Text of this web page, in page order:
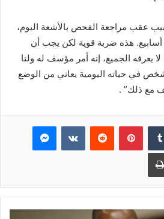
عقب مراجعة الفحص بالأشعة اليوم،
هذه ضربة قوية لكن يجب أن
يعرفه الجميع، إنه أمر مؤسف له ولنا
في حياته اليومية يعاني من الوضع
مع ذلك” .
بينتيريست ماسنجر
طباعة